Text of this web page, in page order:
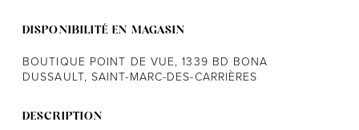
Politiques et conditions d'achats
DISPONIBILITÉ EN MAGASIN
BOUTIQUE POINT DE VUE, 1339 BD BONA
DUSSAULT, SAINT-MARC-DES-CARRIÈRES
DESCRIPTION